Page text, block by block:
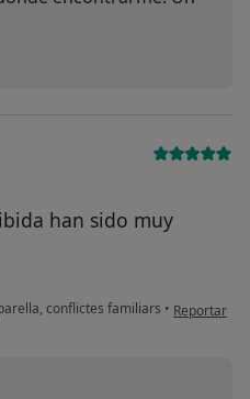
han sido muy
conflictes familiars • en opinión
Reportar
una app
hablar
o